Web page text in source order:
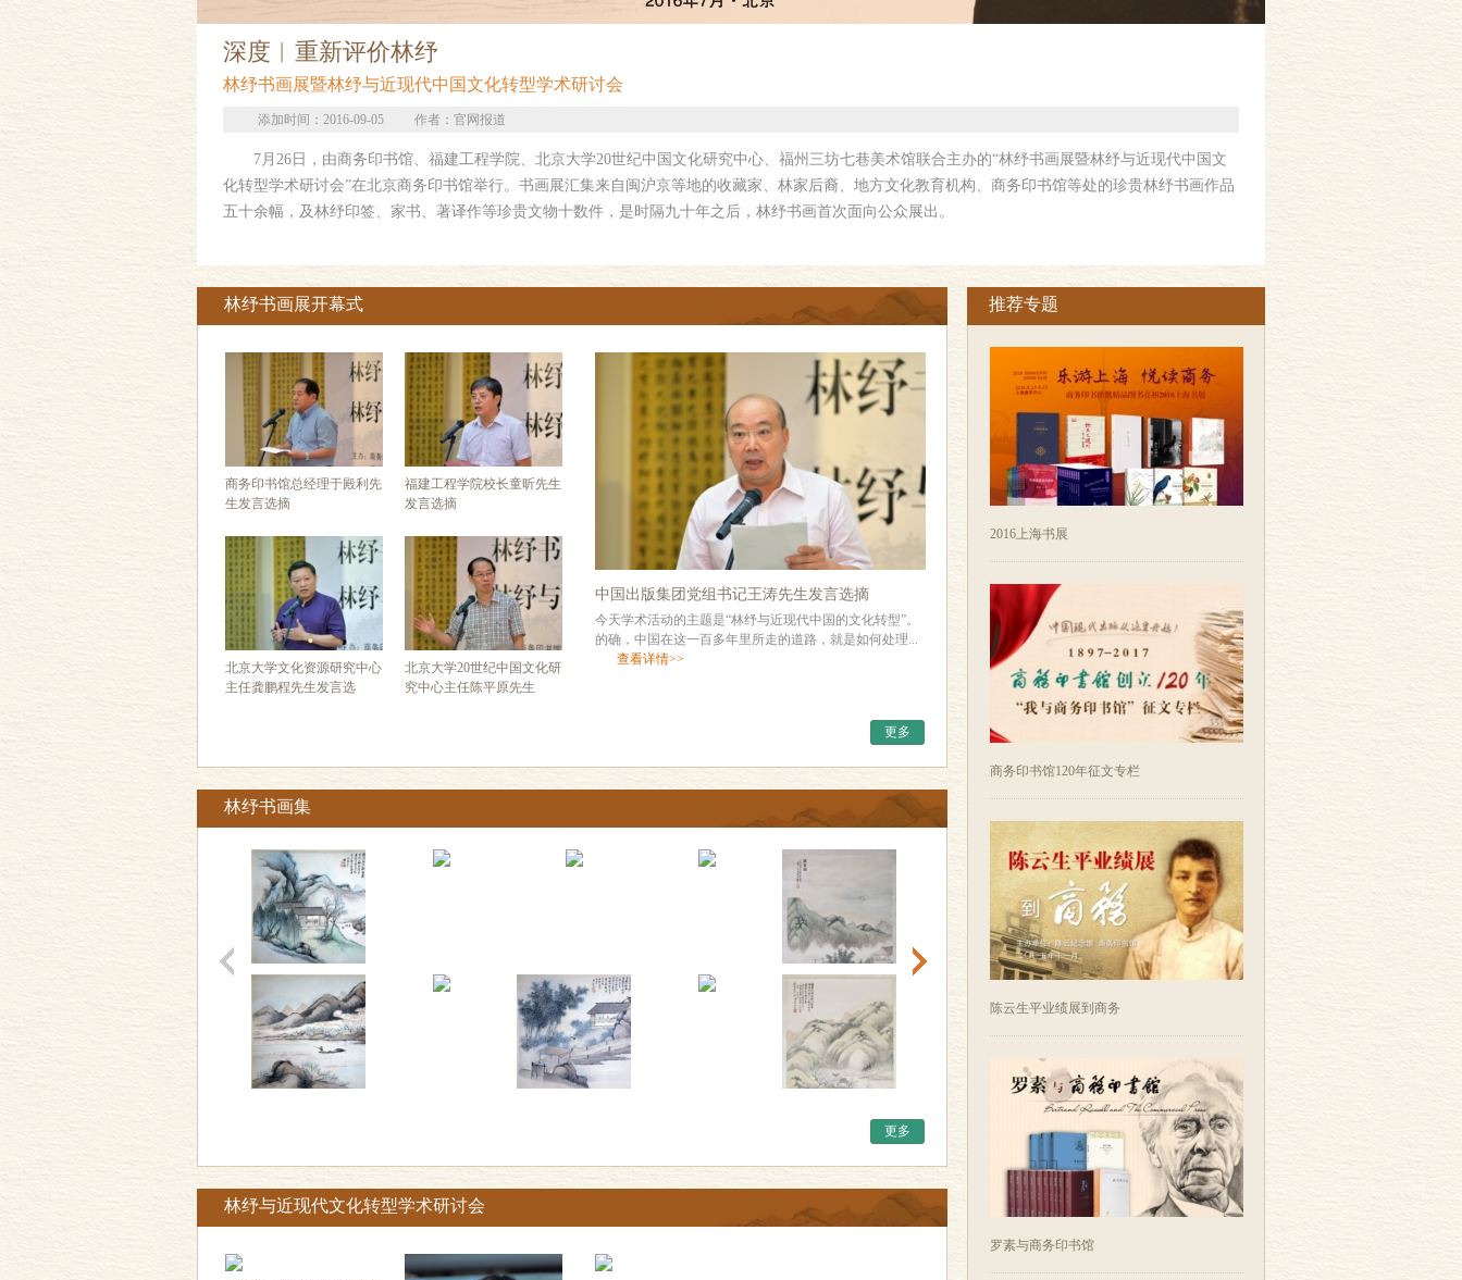
深度︱重新评价林纾
林纾书画展暨林纾与近现代中国文化转型学术研讨会
添加时间：2016-09-05 作者：官网报道
7月26日，由商务印书馆、福建工程学院、北京大学20世纪中国文化研究中心、福州三坊七巷美术馆联合主办的“林纾书画展暨林纾与近现代中国文
化转型学术研讨会”在北京商务印书馆举行。书画展汇集来自闽沪京等地的收藏家、林家后裔、地方文化教育机构、商务印书馆等处的珍贵林纾书画作品
五十余幅，及林纾印签、家书、著译作等珍贵文物十数件，是时隔九十年之后，林纾书画首次面向公众展出。
林纾书画展开幕式
商务印书馆总经理于殿利先
生发言选摘
福建工程学院校长童昕先生
发言选摘
北京大学文化资源研究中心
主任龚鹏程先生发言选
北京大学20世纪中国文化研
究中心主任陈平原先生
中国出版集团党组书记王涛先生发言选摘
今天学术活动的主题是“林纾与近现代中国的文化转型”。
的确，中国在这一百多年里所走的道路，就是如何处理...
查看详情>>
更多
林纾书画集
更多
林纾与近现代文化转型学术研讨会
推荐专题
2016上海书展
商务印书馆120年征文专栏
陈云生平业绩展到商务
罗素与商务印书馆